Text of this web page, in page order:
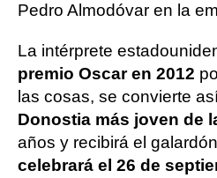
Pedro Almodóvar en la
La intérprete
premio Oscar en 2012
las cosas, se convierte
Donostia más joven de
años y recibirá el
celebrará el 26 de